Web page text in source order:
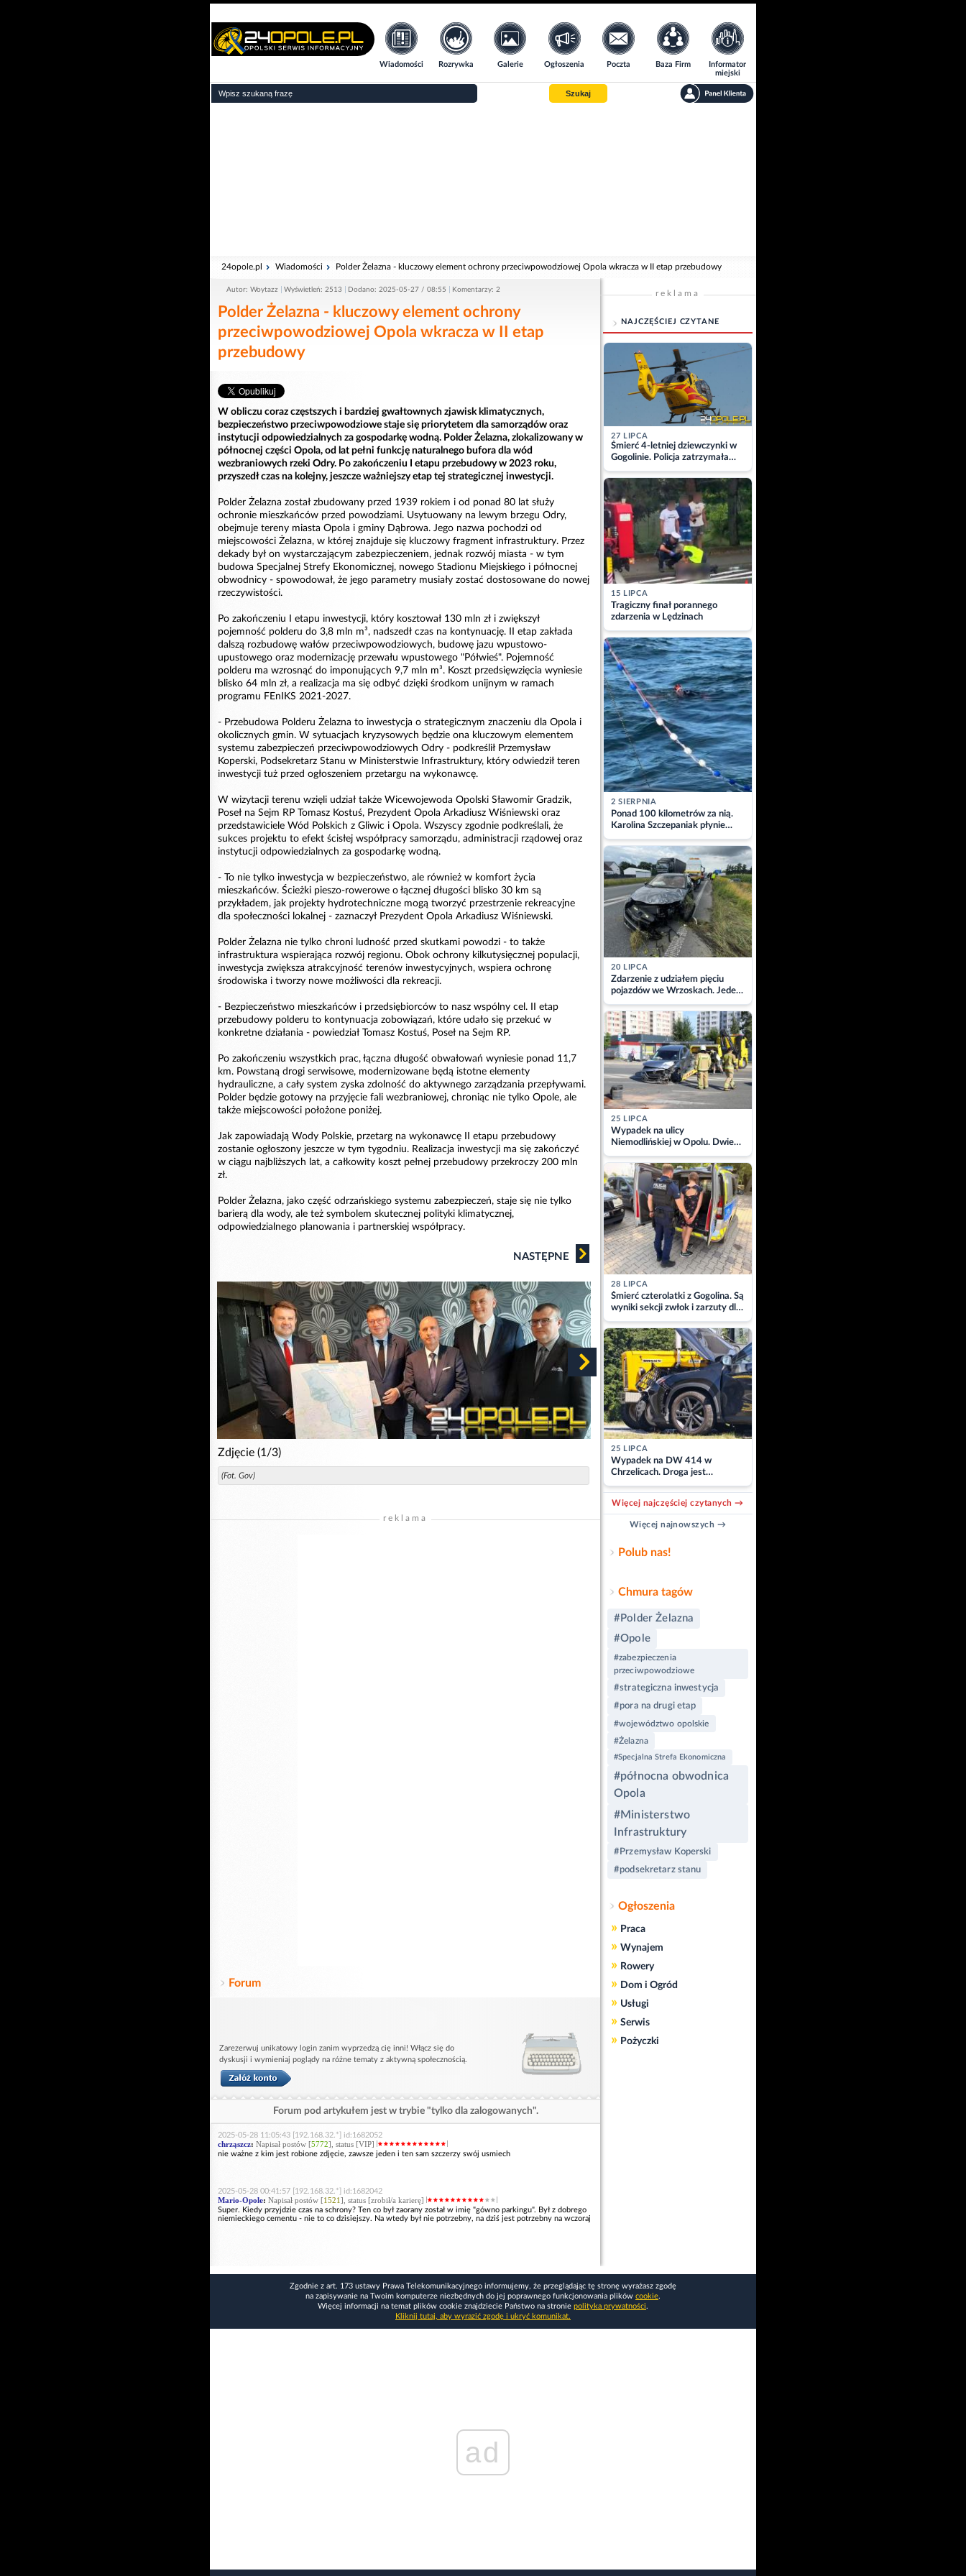
Wiadomości Rozrywka Galerie Ogłoszenia Poczta Baza Firm
Informator
miejski
Szukaj
24opole.pl Wiadomości Polder Żelazna - kluczowy element ochrony przeciwpowodziowej Opola wkracza w II etap przebudowy
Autor: Woytazz Wyświetleń: 2513 Dodano: 2025-05-27 / 08:55 Komentarzy: 2
Polder Żelazna - kluczowy element ochrony
przeciwpowodziowej Opola wkracza w II etap
przebudowy
W obliczu coraz częstszych i bardziej gwałtownych zjawisk klimatycznych,
bezpieczeństwo przeciwpowodziowe staje się priorytetem dla samorządów oraz
instytucji odpowiedzialnych za gospodarkę wodną. Polder Żelazna, zlokalizowany w
północnej części Opola, od lat pełni funkcję naturalnego bufora dla wód
wezbraniowych rzeki Odry. Po zakończeniu I etapu przebudowy w 2023 roku,
przyszedł czas na kolejny, jeszcze ważniejszy etap tej strategicznej inwestycji.
Polder Żelazna został zbudowany przed 1939 rokiem i od ponad 80 lat służy
ochronie mieszkańców przed powodziami. Usytuowany na lewym brzegu Odry,
obejmuje tereny miasta Opola i gminy Dąbrowa. Jego nazwa pochodzi od
miejscowości Żelazna, w której znajduje się kluczowy fragment infrastruktury. Przez
dekady był on wystarczającym zabezpieczeniem, jednak rozwój miasta - w tym
budowa Specjalnej Strefy Ekonomicznej, nowego Stadionu Miejskiego i północnej
obwodnicy - spowodował, że jego parametry musiały zostać dostosowane do nowej
rzeczywistości.
Po zakończeniu I etapu inwestycji, który kosztował 130 mln zł i zwiększył
pojemność polderu do 3,8 mln m³, nadszedł czas na kontynuację. II etap zakłada
dalszą rozbudowę wałów przeciwpowodziowych, budowę jazu wpustowo-
upustowego oraz modernizację przewału wpustowego "Półwieś". Pojemność
polderu ma wzrosnąć do imponujących 9,7 mln m³. Koszt przedsięwzięcia wyniesie
blisko 64 mln zł, a realizacja ma się odbyć dzięki środkom unijnym w ramach
programu FEnIKS 2021-2027.
- Przebudowa Polderu Żelazna to inwestycja o strategicznym znaczeniu dla Opola i
okolicznych gmin. W sytuacjach kryzysowych będzie ona kluczowym elementem
systemu zabezpieczeń przeciwpowodziowych Odry - podkreślił Przemysław
Koperski, Podsekretarz Stanu w Ministerstwie Infrastruktury, który odwiedził teren
inwestycji tuż przed ogłoszeniem przetargu na wykonawcę.
W wizytacji terenu wzięli udział także Wicewojewoda Opolski Sławomir Gradzik,
Poseł na Sejm RP Tomasz Kostuś, Prezydent Opola Arkadiusz Wiśniewski oraz
przedstawiciele Wód Polskich z Gliwic i Opola. Wszyscy zgodnie podkreślali, że
sukces projektu to efekt ścisłej współpracy samorządu, administracji rządowej oraz
instytucji odpowiedzialnych za gospodarkę wodną.
- To nie tylko inwestycja w bezpieczeństwo, ale również w komfort życia
mieszkańców. Ścieżki pieszo-rowerowe o łącznej długości blisko 30 km są
przykładem, jak projekty hydrotechniczne mogą tworzyć przestrzenie rekreacyjne
dla społeczności lokalnej - zaznaczył Prezydent Opola Arkadiusz Wiśniewski.
Polder Żelazna nie tylko chroni ludność przed skutkami powodzi - to także
infrastruktura wspierająca rozwój regionu. Obok ochrony kilkutysięcznej populacji,
inwestycja zwiększa atrakcyjność terenów inwestycyjnych, wspiera ochronę
środowiska i tworzy nowe możliwości dla rekreacji.
- Bezpieczeństwo mieszkańców i przedsiębiorców to nasz wspólny cel. II etap
przebudowy polderu to kontynuacja zobowiązań, które udało się przekuć w
konkretne działania - powiedział Tomasz Kostuś, Poseł na Sejm RP.
Po zakończeniu wszystkich prac, łączna długość obwałowań wyniesie ponad 11,7
km. Powstaną drogi serwisowe, modernizowane będą istotne elementy
hydrauliczne, a cały system zyska zdolność do aktywnego zarządzania przepływami.
Polder będzie gotowy na przyjęcie fali wezbraniowej, chroniąc nie tylko Opole, ale
także miejscowości położone poniżej.
Jak zapowiadają Wody Polskie, przetarg na wykonawcę II etapu przebudowy
zostanie ogłoszony jeszcze w tym tygodniu. Realizacja inwestycji ma się zakończyć
w ciągu najbliższych lat, a całkowity koszt pełnej przebudowy przekroczy 200 mln
zł.
Polder Żelazna, jako część odrzańskiego systemu zabezpieczeń, staje się nie tylko
barierą dla wody, ale też symbolem skutecznej polityki klimatycznej,
odpowiedzialnego planowania i partnerskiej współpracy.
NASTĘPNE
Zdjęcie (1/3)
(Fot. Gov)
reklama
Forum
Zarezerwuj unikatowy login zanim wyprzedzą cię inni! Włącz się do
dyskusji i wymieniaj poglądy na różne tematy z aktywną społecznością.
Forum pod artykułem jest w trybie "tylko dla zalogowanych".
2025-05-28 11:05:43 [192.168.32.*] id:1682052
chrząszcz: Napisał postów [5772], status [VIP]
nie ważne z kim jest robione zdjęcie, zawsze jeden i ten sam szczerzy swój usmiech
2025-05-28 00:41:57 [192.168.32.*] id:1682042
Mario-Opole: Napisał postów [1521], status [zrobił/a karierę]
Super. Kiedy przyjdzie czas na schrony? Ten co był zaorany został w imię "gówno parkingu". Był z dobrego
niemieckiego cementu - nie to co dzisiejszy. Na wtedy był nie potrzebny, na dziś jest potrzebny na wczoraj
reklama
NAJCZĘŚCIEJ CZYTANE
27 LIPCA
Śmierć 4-letniej dziewczynki w
Gogolinie. Policja zatrzymała
matkę
15 LIPCA
Tragiczny finał porannego
zdarzenia w Lędzinach
2 SIERPNIA
Ponad 100 kilometrów za nią.
Karolina Szczepaniak płynie
przez Bałtyk dla Piotra.
Aktualizacja
20 LIPCA
Zdarzenie z udziałem pięciu
pojazdów we Wrzoskach. Jeden
z kierowców zabrany w
kajdankach
25 LIPCA
Wypadek na ulicy
Niemodlińskiej w Opolu. Dwie
osoby w szpitalu
28 LIPCA
Śmierć czterolatki z Gogolina. Są
wyniki sekcji zwłok i zarzuty dla
matki
25 LIPCA
Wypadek na DW 414 w
Chrzelicach. Droga jest
zablokowana
Więcej najczęściej czytanych →
Więcej najnowszych →
Polub nas!
Chmura tagów
#Polder Żelazna
#Opole
#zabezpieczenia
przeciwpowodziowe
#strategiczna inwestycja
#pora na drugi etap
#województwo opolskie
#Żelazna
#Specjalna Strefa Ekonomiczna
#północna obwodnica
Opola
#Ministerstwo
Infrastruktury
#Przemysław Koperski
#podsekretarz stanu
Ogłoszenia
» Praca
» Wynajem
» Rowery
» Dom i Ogród
» Usługi
» Serwis
» Pożyczki
Zgodnie z art. 173 ustawy Prawa Telekomunikacyjnego informujemy, że przeglądając tę stronę wyrażasz zgodę
na zapisywanie na Twoim komputerze niezbędnych do jej poprawnego funkcjonowania plików cookie.
Więcej informacji na temat plików cookie znajdziecie Państwo na stronie polityka prywatności.
Kliknij tutaj, aby wyrazić zgodę i ukryć komunikat.
ad